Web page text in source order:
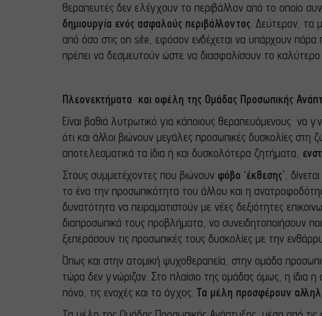
θεραπευτές δεν ελέγχουν το περιβάλλον από το οποίο
δημιουργία ενός ασφαλούς περιβάλλοντος . Δεύτερον, τα
από όσο στις on site, εφόσον ενδέχεται να υπάρχουν πάρα
πρέπει να δεσμευτούν ώστε να διασφαλίσουν το
Πλεονεκτήματα και οφέλη της Ομάδας Προσωπικής
Είναι βαθιά λυτρωτικό για κάποιους θεραπευόμενους
ότι και άλλοι βιώνουν μεγάλες προσωπικές δυσκολίες στη
αποτελεσματικά τα ίδια ή και δυσκολότερα ζητήματα,
Στους συμμετέχοντες που βιώνουν φόβο ‘έκθεσης’ ,
το ένα την προσωπικότητα του άλλου και η
δυνατότητα να πειραματιστούν με νέες δεξιότητες
διαπροσωπικά τους προβλήματα, να συνειδητοποιήσουν
ξεπεράσουν τις προσωπικές τους δυσκολίες με την
Όπως και στην ατομική ψυχοθεραπεία, στην ομάδα
τώρα δεν γνώριζαν. Στο πλαίσιο της ομάδας όμως, η
πόνο, τις ενοχές και το άγχος. Τα μέλη προσφέρουν